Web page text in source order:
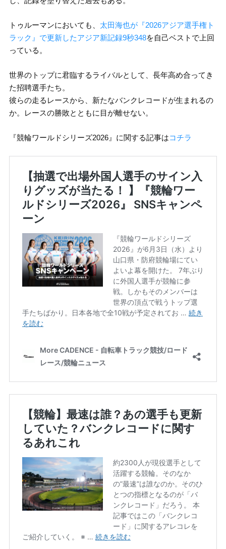
トゥルーマンにおいても、 太田海也が『2026アジア選手権ト
ラック』で更新したアジア新記録9秒348を自己ベストで上回
っている。
世界のトップに君臨するライバルとして、長年高め合ってき
た招聘選手たち。
彼らの走るレースから、新たなバンクレコードが生まれるの
か。レースの勝敗とともに目が離せない。
『競輪ワールドシリーズ2026』に関する記事はコチラ